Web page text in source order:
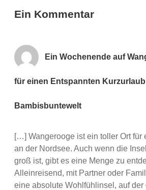
Ein Kommentar
Ein Wochenende auf
für einen Entspannten Kurzurlaub |
Bambisbuntewelt
[…] Wangerooge ist ein toller Ort für
an der Nordsee. Auch wenn die
groß ist, gibt es eine Menge zu
Alleinreisend, mit Partner oder
eine absolute Wohlfühlinsel, auf der